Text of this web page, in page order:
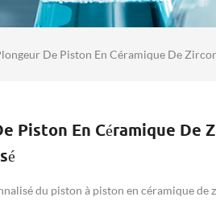
De Piston En Céramique De
Piston En Céramique De
du piston à piston en céramique de